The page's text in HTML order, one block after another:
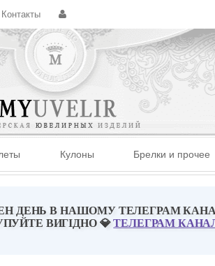
Контакты
Кулоны Брелки и прочее
ДЕНЬ В НАШОМУ ТЕЛЕГРАМ
ВИГІДНО 💎ТЕЛЕГРАМ